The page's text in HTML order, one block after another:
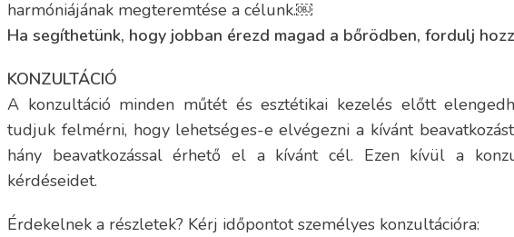
harmóniájának megteremtése a célunk.￼
Ha segíthetünk, hogy jobban érezd magad a bőrödben, fordulj
KONZULTÁCIÓ
A konzultáció minden műtét és esztétikai kezelés előtt
tudjuk felmérni, hogy lehetséges-e elvégezni a kívánt
hány beavatkozással érhető el a kívánt cél. Ezen kívül a
kérdéseidet.
Érdekelnek a részletek? Kérj időpontot személyes konzultációra: